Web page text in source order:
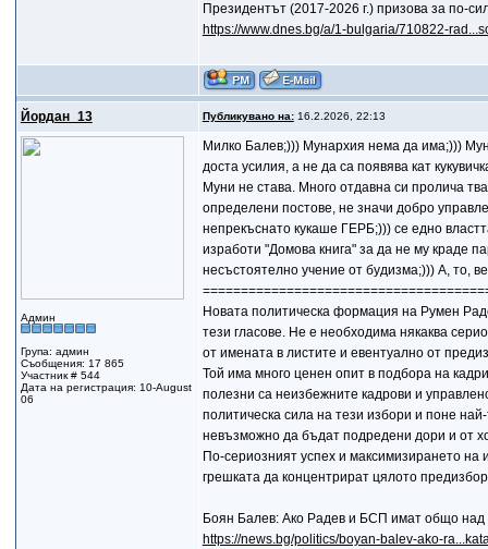
Президентът (2017-2026 г.) призова за по-
https://www.dnes.bg/a/1-bulgaria/710822-
Йордан_13 Публикувано на:16.2.2026, 22:13
Админ
Група: админ
Съобщения: 17 865
Участник # 544
Дата на регистрация: 10-August
06
Mилко Балев;))) Мунархия нема да има;)))
доста усилия, а не да са появява кат
Муни не става. Много отдавна си пролича
определени постове, не значи добро
непрекъснато кукаше ГЕРБ;))) се едно
изработи "Домова книга" за да не му краде
несъстоятелно учение от будизма;))) А, то,
Новата политическа формация на Румен
тези гласове. Не е необходима някаква
от имената в листите и евентуално от
Той има много ценен опит в подбора на
полезни са неизбежните кадрови и
политическа сила на тези избори и поне
невъзможно да бъдат подредени дори и от
По-сериозният успех и максимизирането на
грешката да концентрират цялото
Боян Балев: Ако Радев и БСП имат общо над
https://news.bg/politics/boyan-balev-ako-